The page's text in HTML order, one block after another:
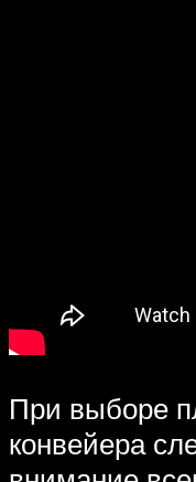
При выборе
конвейера